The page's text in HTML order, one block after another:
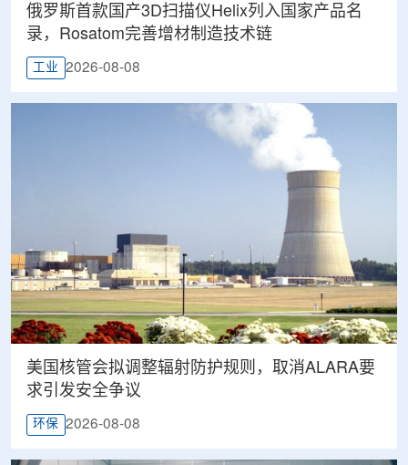
俄罗斯首款国产3D扫描仪Helix列入国家产品名
录，Rosatom完善增材制造技术链
工业 2026-08-08
美国核管会拟调整辐射防护规则，取消ALARA要
求引发安全争议
环保 2026-08-08